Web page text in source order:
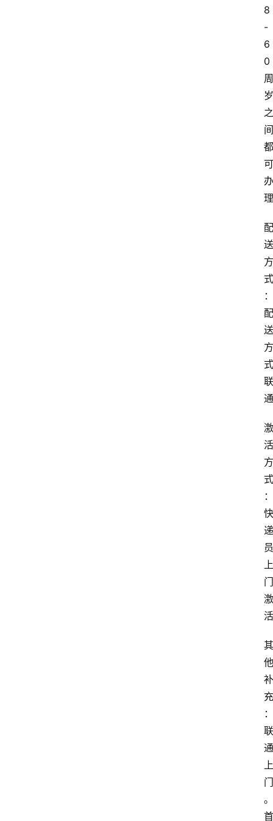
8
-
6
0
周
岁
之
间
都
可
办
理
配
送
方
式
：
配
送
方
式
联
通
激
活
方
式
：
快
递
员
上
门
激
活
其
他
补
充
：
联
通
上
门
。
首